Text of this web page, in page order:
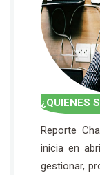
¿QUIENES
Reporte
inicia en
gestionar,